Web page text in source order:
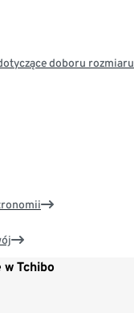
doboru rozmiaru
Tchibo